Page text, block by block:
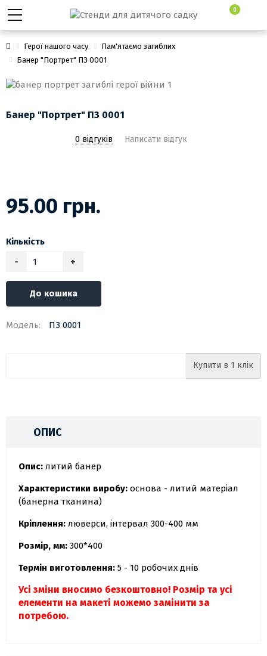
0
Герої нашого часу
Пам'ятаємо загиблих
Банер "Портрет" ПЗ 0001
Банер "Портрет" ПЗ 0001
0 відгуків Написати відгук
95.00 грн.
Кількість
-
+
До кошика
Модель: ПЗ 0001
Купити в 1 клік
ОПИС
Опис: литий банер
Характеристики виробу: основа - литий матеріал
(банерна тканина)
Кріплення: люверси, інтервал 300-400 мм
Розмір, мм: 300*400
Термін виготовлення: 5 - 10 робочих днів
Усі зміни вносимо безкоштовно! Розмір та усі
елементи на макеті можемо замінити за
потребою.